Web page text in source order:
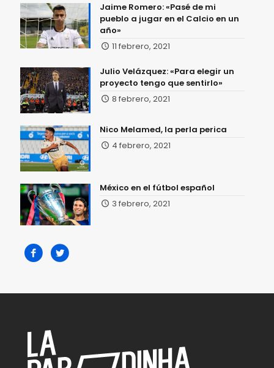
Jaime Romero: «Pasé de mi
pueblo a jugar en el Calcio en un
año»
11 febrero, 2021
Julio Velázquez: «Para elegir un
proyecto tengo que sentirlo»
8 febrero, 2021
Nico Melamed, la perla perica
4 febrero, 2021
México en el fútbol español
3 febrero, 2021